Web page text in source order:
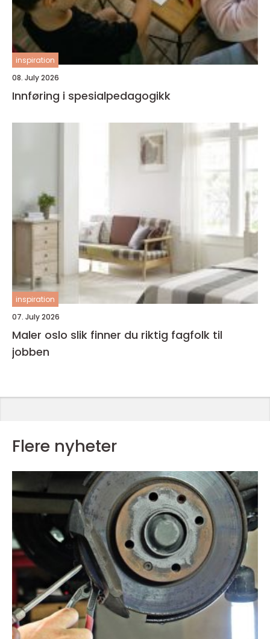
inspiration
08. July 2026
Innføring i spesialpedagogikk
inspiration
07. July 2026
Maler oslo slik finner du riktig fagfolk til
jobben
Flere nyheter